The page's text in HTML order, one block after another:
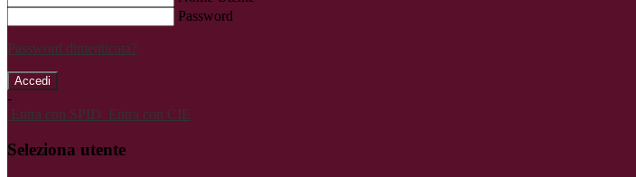
Password
Password dimenticata?
-
Entra con SPID Entra con CIE
Seleziona utente